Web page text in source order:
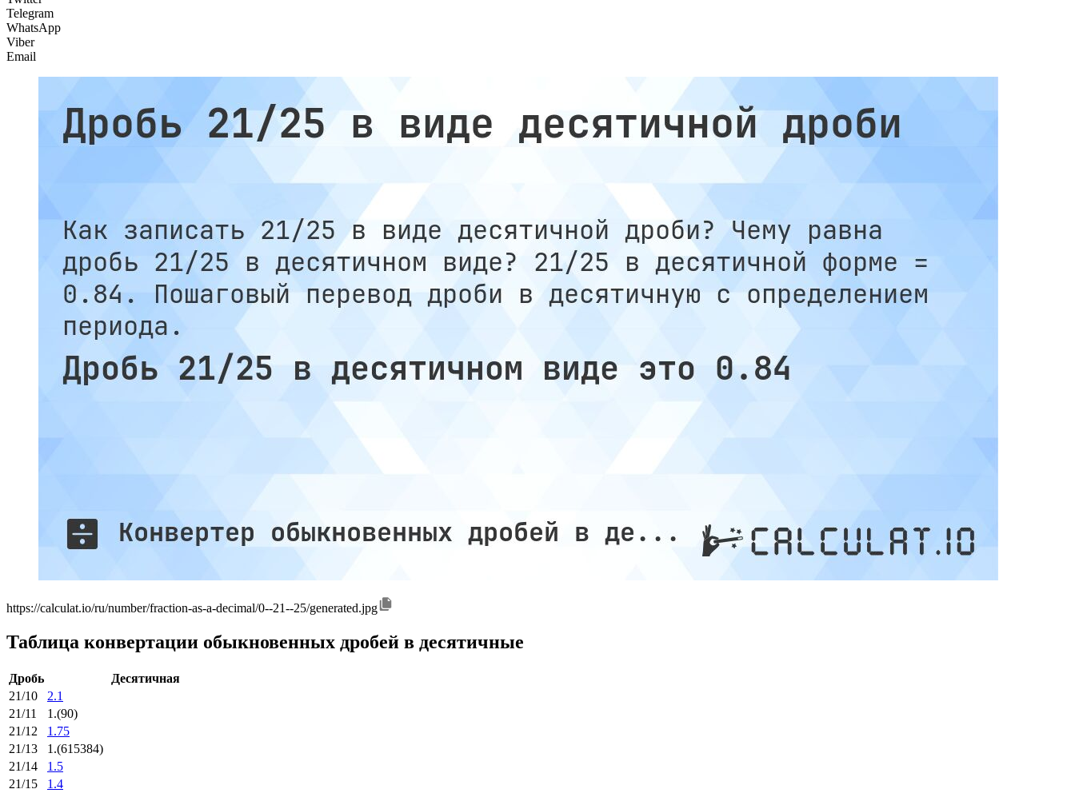
Telegram
WhatsApp
Viber
Email
https://calculat.io/ru/number/fraction-as-a-decimal/0--21--25/generated.jpg
Таблица конвертации обыкновенных дробей в десятичные
Дробь
Десятичная
21/10
2.1
21/11
1.(90)
21/12
1.75
21/13
1.(615384)
21/14
1.5
21/15
1.4